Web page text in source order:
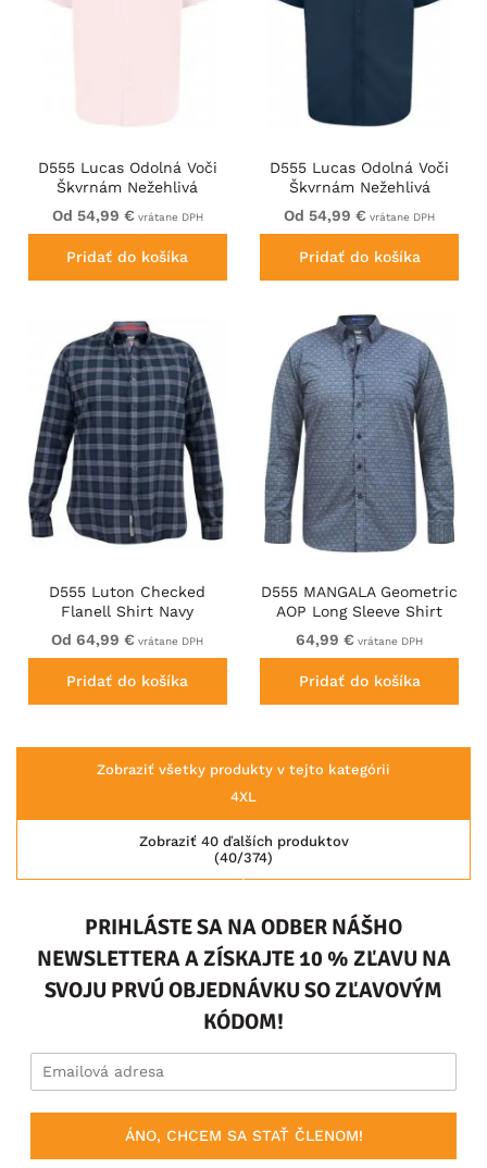
D555 Lucas Odolná Voči
Škvrnám Nežehlivá
Strečová Košeľa S
Krátkym Rukávom Ružová
Od 54,99 € vrátane DPH
Pridať do košíka
D555 Lucas Odolná Voči
Škvrnám Nežehlivá
Strečová Košeľa S
Krátkym Rukávom
Tmavomodrá
Od 54,99 € vrátane DPH
Pridať do košíka
D555 Luton Checked
Flanell Shirt Navy
Od 64,99 € vrátane DPH
Pridať do košíka
D555 MANGALA Geometric
AOP Long Sleeve Shirt
With Concealed Button
Down Collar Navy
64,99 € vrátane DPH
Pridať do košíka
Zobraziť všetky produkty v tejto kategórii
4XL
(40/374)
Zobraziť 40 ďalších produktov
PRIHLÁSTE SA NA ODBER NÁŠHO
NEWSLETTERA A ZÍSKAJTE 10 % ZĽAVU NA
SVOJU PRVÚ OBJEDNÁVKU SO ZĽAVOVÝM
KÓDOM!
ÁNO, CHCEM SA STAŤ ČLENOM!